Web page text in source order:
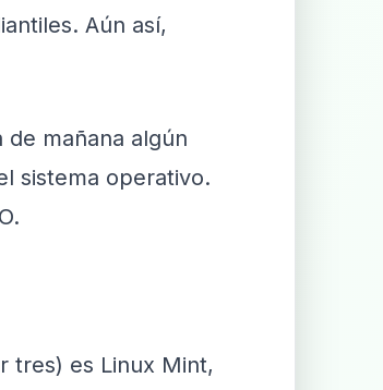
Aún así,
mañana algún
sistema operativo.
tres) es Linux Mint,